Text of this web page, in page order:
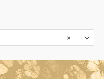
×